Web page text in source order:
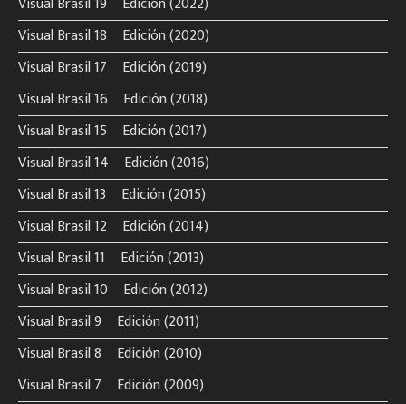
Visual Brasil 18º Edición (2020)
Visual Brasil 17º Edición (2019)
Visual Brasil 16º Edición (2018)
Visual Brasil 15º Edición (2017)
Visual Brasil 14º Edición (2016)
Visual Brasil 13º Edición (2015)
Visual Brasil 12º Edición (2014)
Visual Brasil 11º Edición (2013)
Visual Brasil 10º Edición (2012)
Visual Brasil 9º Edición (2011)
Visual Brasil 8º Edición (2010)
Visual Brasil 7º Edición (2009)